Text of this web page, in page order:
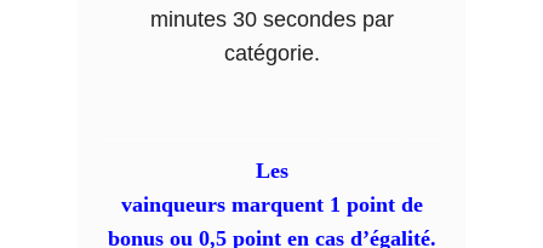
minutes 30 secondes par
catégorie.
Les
vainqueurs marquent 1 point de
bonus ou 0,5 point en cas d’égalité.